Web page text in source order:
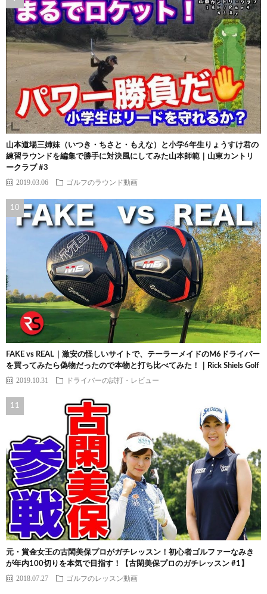
山本道場三姉妹（いつき・ちさと・もえな）と小学6年生りょうすけ君の
練習ラウンドを編集で勝手に対決風にしてみた山本師範｜山東カントリ
ークラブ #3
2019.03.06 ゴルフのラウンド動画
FAKE vs REAL｜激安の怪しいサイトで、テーラーメイドのM6ドライバー
を買ってみたら偽物だったので本物と打ち比べてみた！｜Rick Shiels Golf
2019.10.31 ドライバーの試打・レビュー
元・賞金女王の古閑美保プロがガチレッスン！初心者ゴルファーなみき
が年内100切りを本気で目指す！【古閑美保プロのガチレッスン #1】
2018.07.27 ゴルフのレッスン動画